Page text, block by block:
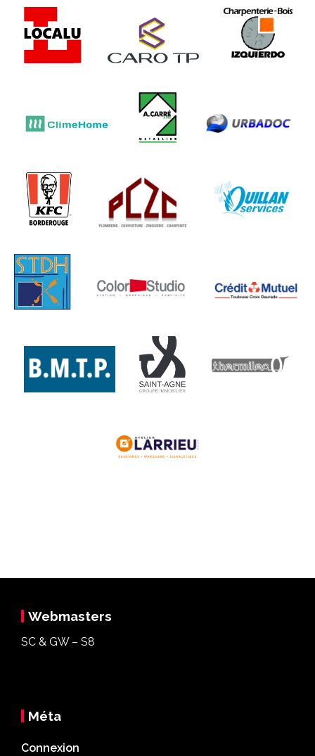
Webmasters
SC & GW – S8
Méta
Connexion